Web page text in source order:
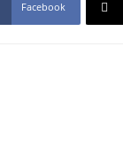
Facebook